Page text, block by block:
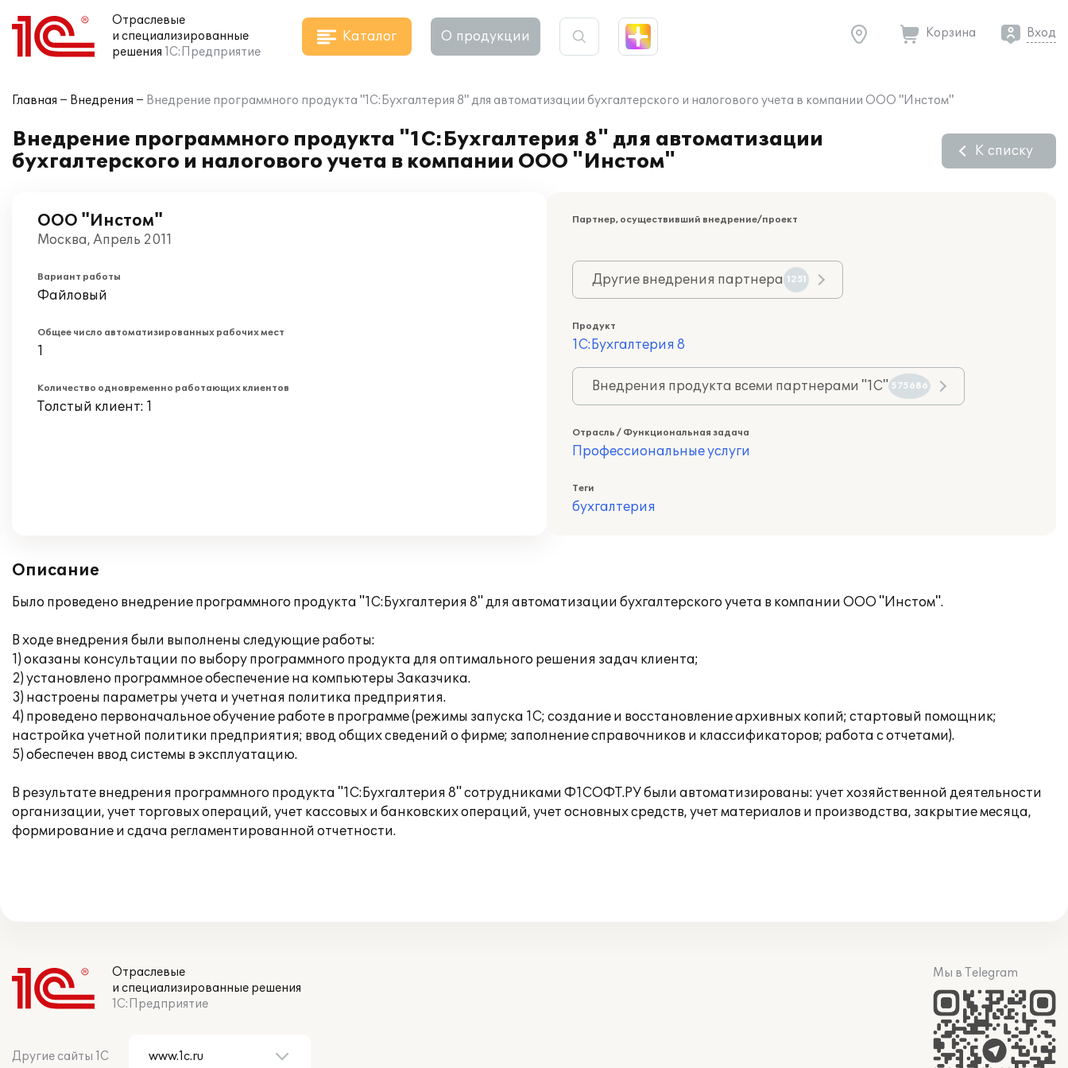
Отраслевые
и специализированные
решения 1С:Предприятие
Каталог О продукции Корзина Вход
Главная Внедрения Внедрение программного продукта "1С:Бухгалтерия 8" для автоматизации бухгалтерского и налогового учета в компании ООО "Инстом"
Внедрение программного продукта "1С:Бухгалтерия 8" для автоматизации
бухгалтерского и налогового учета в компании ООО "Инстом"
К списку
ООО "Инстом"
Москва, Апрель 2011
Вариант работы
Файловый
Общее число автоматизированных рабочих мест
1
Количество одновременно работающих клиентов
Толстый клиент: 1
Партнер, осуществивший внедрение/проект
Другие внедрения партнера 1251
Продукт
1С:Бухгалтерия 8
Внедрения продукта всеми партнерами "1С" 575686
Отрасль / Функциональная задача
Профессиональные услуги
Теги
бухгалтерия
Описание
Было проведено внедрение программного продукта "1С:Бухгалтерия 8" для автоматизации бухгалтерского учета в компании ООО "Инстом".
В ходе внедрения были выполнены следующие работы:
1) оказаны консультации по выбору программного продукта для оптимального решения задач клиента;
2) установлено программное обеспечение на компьютеры Заказчика.
3) настроены параметры учета и учетная политика предприятия.
4) проведено первоначальное обучение работе в программе (режимы запуска 1С; создание и восстановление архивных копий; стартовый помощник;
настройка учетной политики предприятия; ввод общих сведений о фирме; заполнение справочников и классификаторов; работа с отчетами).
5) обеспечен ввод системы в эксплуатацию.
В результате внедрения программного продукта "1С:Бухгалтерия 8" сотрудниками Ф1СОФТ.РУ были автоматизированы: учет хозяйственной деятельности
организации, учет торговых операций, учет кассовых и банковских операций, учет основных средств, учет материалов и производства, закрытие месяца,
формирование и сдача регламентированной отчетности.
Отраслевые
и специализированные решения
1С:Предприятие
Другие сайты 1С
Мы в Telegram